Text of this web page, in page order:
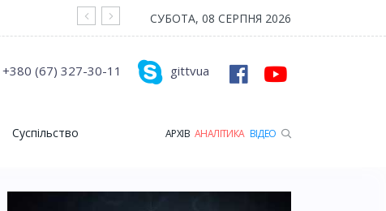
На війні загинув Герой з Рожищенської
СУБОТА, 08 СЕРПНЯ 2026
gittvua
+380 (67) 327-30-11
Суспільство АРХІВ АНАЛІТИКА ВІДЕО